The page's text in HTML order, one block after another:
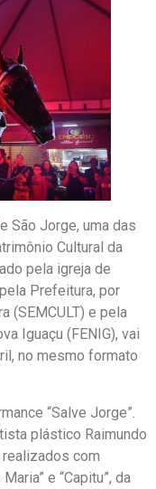
São Jorge, uma das
Cultural da
pela igreja de
Prefeitura, por
(SEMCULT) e pela
Iguaçu (FENIG), vai
no mesmo formato
“Salve Jorge”.
plástico Raimundo
com
e “Capitu”, da